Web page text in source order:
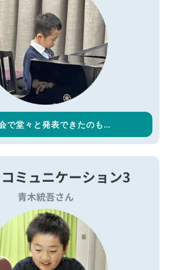
で堂々と発表できたのも…
ミュニケーション3
青木統吾さん